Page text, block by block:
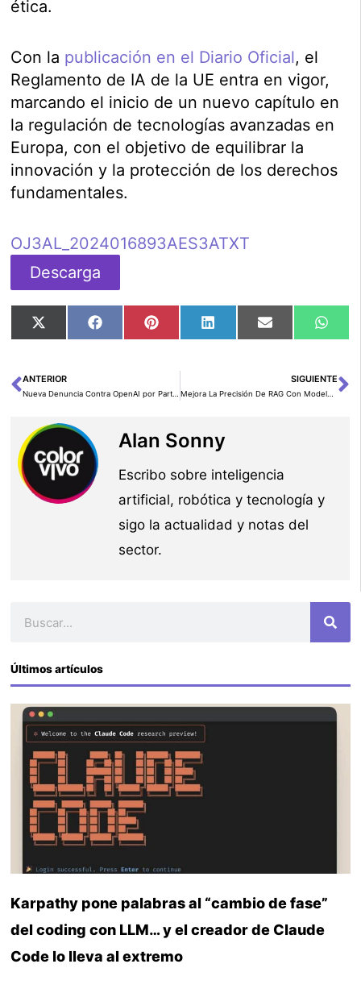
ética.
Con la publicación en el Diario Oficial, el
Reglamento de IA de la UE entra en vigor,
marcando el inicio de un nuevo capítulo en
la regulación de tecnologías avanzadas en
Europa, con el objetivo de equilibrar la
innovación y la protección de los derechos
fundamentales.
OJ3AL_2024016893AES3ATXT
Descarga
Compartir
en
X
Compartir
en
FacebookCompartir
en
PinterestCompartir
en
LinkedInCompartir
en
Email
en
Ant
ANTERIOR SIGUIENTE
Alan Sonny
Escribo sobre inteligencia
artificial, robótica y tecnología y
sigo la actualidad y notas del
sector.
Últimos artículos
Karpathy pone palabras al “cambio de fase”
del coding con LLM… y el creador de Claude
Code lo lleva al extremo